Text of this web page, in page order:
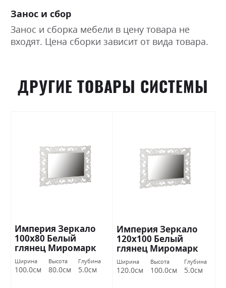
Занос и сбор
Занос и сборка мебели в цену товара не
входят. Цена сборки зависит от вида товара.
ДРУГИЕ ТОВАРЫ СИСТЕМЫ
Империя Зеркало
100х80 Белый
глянец Миромарк
Ширина
100.0см
Высота
80.0см
Глубина
5.0см
Империя Зеркало
120х100 Белый
глянец Миромарк
Ширина
120.0см
Высота
100.0см
Глубина
5.0см